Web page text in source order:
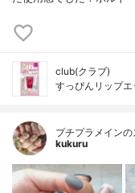
club(クラブ)
すっぴんリップエ
プチプラメイン
kukuru